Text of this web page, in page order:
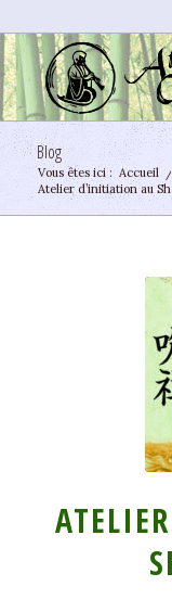
Blog
Vous êtes ici : Accueil /
Atelier d’initiation au